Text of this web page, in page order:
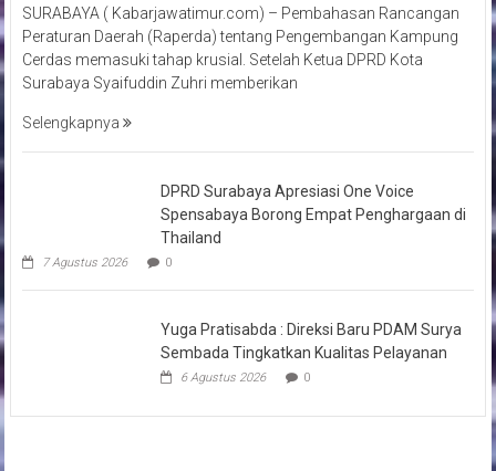
SURABAYA ( Kabarjawatimur.com) – Pembahasan Rancangan
Peraturan Daerah (Raperda) tentang Pengembangan Kampung
Cerdas memasuki tahap krusial. Setelah Ketua DPRD Kota
Surabaya Syaifuddin Zuhri memberikan
Selengkapnya
DPRD Surabaya Apresiasi One Voice
Spensabaya Borong Empat Penghargaan di
Thailand
7 Agustus 2026 0
Yuga Pratisabda : Direksi Baru PDAM Surya
Sembada Tingkatkan Kualitas Pelayanan
6 Agustus 2026 0